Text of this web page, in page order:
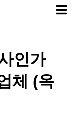
인가
체 (옥